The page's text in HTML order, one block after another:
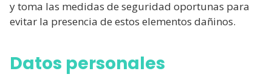
y toma las medidas de seguridad oportunas para
evitar la presencia de estos elementos dañinos.
Datos personales